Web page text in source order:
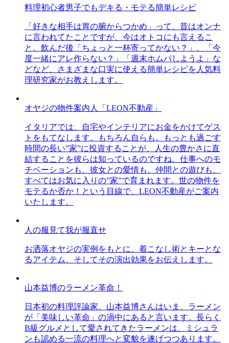
料理初心者男子でもデキる・モテる簡単レシピ
「好きな相手は胃の腑からつかめ」って、昔はオンナ
に言われてたことですが、今はオトコにも言えるこ
と。飲んだ後「ちょっと一杯寄ってかない？」、「今
度一緒にアレ作らない？」「週末ホムパしようよ」な
どなど、さまざまな口実に使える簡単レシピを人気料
理研究家がお教えします。
オヤジの物件案内人「LEON不動産」
イタリアでは、自宅やインテリアにお金をかけてゲス
トをもてなします。もちろん自らも。もっとも過ごす
時間の長い”家”に投資することが、人生の豊かさに直
結することを彼らは知っているのですね。仕事へのモ
チベーションも、彼女との愛情も、仲間との遊びも、
すべてはお気に入りの”家”で育まれます。世の物件を
モテるか否か！という目線で、LEON不動産がご案内
いたします。
人の服見て我が服直せ
お洒落オヤジの実例をもとに、着こなし術とキーとな
るアイテム、そしてその演出効果をお伝えします。
山本益博のラーメン革命！
日本初の料理評論家、山本益博さんはいま、ラーメン
が「美味しい革命」の渦中にあると言います。長らく
B級グルメとして愛されてきたラーメンは、ミシュラ
ンも認める一流の料理へと変貌を遂げつつあります。